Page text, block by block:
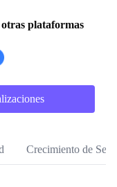
plataformas
Crecimiento de